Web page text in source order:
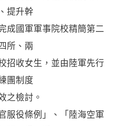
提升幹
成國軍軍事院校精簡第二
所、兩
招收女生，並由陸軍先行
團制度
之檢討。
役條例」、「陸海空軍